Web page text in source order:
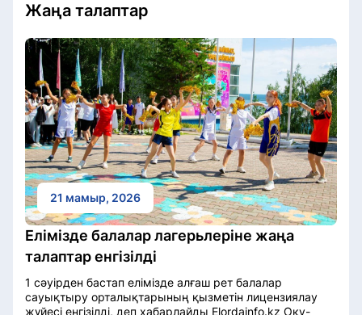
Жаңа талаптар
21 мамыр, 2026
Елімізде балалар лагерьлеріне жаңа
талаптар енгізілді
1 сәуірден бастап елімізде алғаш рет балалар
сауықтыру орталықтарының қызметін лицензиялау
жүйесі енгізілді, деп хабарлайды Elordainfo.kz Оқу-